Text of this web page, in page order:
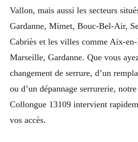
Vallon, mais aussi les secteurs
Gardanne, Mimet, Bouc-Bel-Air,
Cabriès et les villes comme Aix-en-
Marseille, Gardanne. Que vous
changement de serrure, d’un
ou d’un dépannage serrurerie,
Collongue 13109 intervient
vos accès.